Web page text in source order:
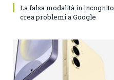
La falsa modalità in incognito
crea problemi a Google